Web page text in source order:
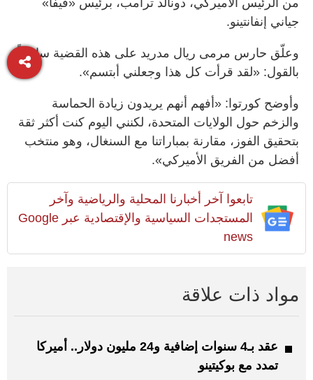
جياني إنفانتينو.
وعلّق حارس مرمى ريال مدريد على هذه القضية ساخراً
بالقول: «لقد قرأت كل هذا وجعلني أبتسم».
وأوضح كورتوا: «أفهم أنهم يريدون زيادة الحماسة
والزخم حول الولايات المتحدة، لكنني اليوم كنت أكثر ثقة
بتحقيق الفوز، مقارنة بمباراتنا مع السنغال، وهو منتخب
أفضل من الفريق الأميركي».
تابعوا آخر أخبارنا المحلية والرياضية وآخر
المستجدات السياسية والإقتصادية عبر Google
news
مواد ذات علاقة
عقد بـ4 سنوات إضافية و24 مليون دولار.. أميركا
تمدد مع بوكيتينو